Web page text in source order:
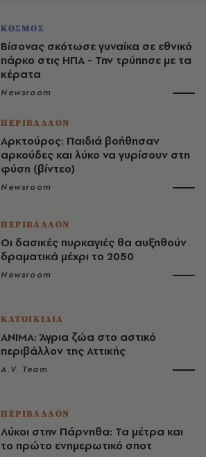
ΚΟΣΜΟΣ
Βίσονας σκότωσε γυναίκα σε εθνικό
πάρκο στις ΗΠΑ - Την τρύπησε με τα
κέρατα
Newsroom
ΠΕΡΙΒΑΛΛΟΝ
Αρκτούρος: Παιδιά βοήθησαν
αρκούδες και λύκο να γυρίσουν στη
φύση (βίντεο)
Newsroom
ΠΕΡΙΒΑΛΛΟΝ
Οι δασικές πυρκαγιές θα αυξηθούν
δραματικά μέχρι το 2050
Newsroom
ΚΑΤΟΙΚΙΔΙΑ
ΑΝΙΜΑ: Άγρια ζώα στο αστικό
περιβάλλον της Αττικής
A.V. Team
ΠΕΡΙΒΑΛΛΟΝ
Λύκοι στην Πάρνηθα: Τα μέτρα και
το πρώτο ενημερωτικό σποτ